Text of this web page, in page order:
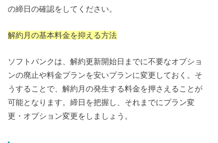
の締日の確認をしてください。
解約月の基本料金を抑える方法
ソフトバンクは、解約更新開始日までに不要なオプショ
ンの廃止や料金プランを安いプランに変更しておく。そ
うすることで、解約月の発生する料金を押さえることが
可能となります。締日を把握し、それまでにプラン変
更・オプション変更をしましょう。